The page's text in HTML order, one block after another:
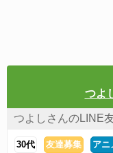
つよ
つよしさんのLINE
30代 友達募集 アニ